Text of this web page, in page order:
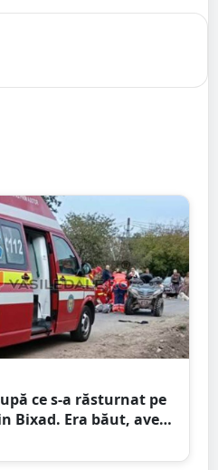
ce s-a răsturnat pe
Bixad. Era băut, avea
nu era